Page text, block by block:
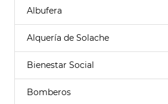
Albufera
Alquería de Solache
Bienestar Social
Bomberos